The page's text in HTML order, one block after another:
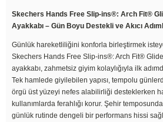
Skechers Hands Free Slip-ins®: Arch Fit®
Ayakkabı – Gün Boyu Destekli ve Akıcı
Günlük hareketliliğini konforla birleştirmek
Skechers Hands Free Slip-ins®: Arch Fit®
ayakkabı, zahmetsiz giyim kolaylığıyla ilk
Tek hamlede giyilebilen yapısı, tempolu
örgü üst yüzeyi nefes alabilirliği desteklerken
kullanımlarda ferahlığı korur. Şehir
günlük rutinde dengeli bir performans hissi